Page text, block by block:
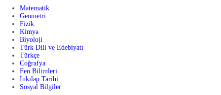
Matematik
Geometri
Fizik
Kimya
Biyoloji
Türk Dili ve Edebiyatı
Türkçe
Coğrafya
Fen Bilimleri
İnkılap Tarihi
Sosyal Bilgiler